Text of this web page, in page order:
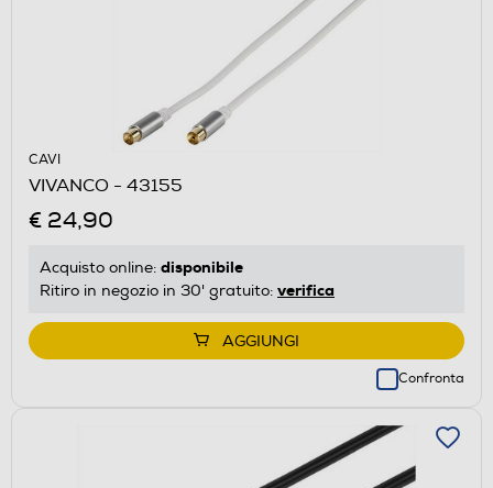
CAVI
VIVANCO - 43155
€ 24,90
Acquisto online: disponibile
Ritiro in negozio in 30' gratuito: verifica
AGGIUNGI
Confronta